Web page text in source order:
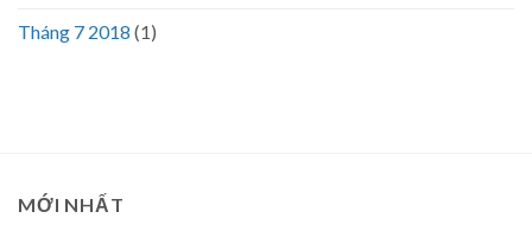
Tháng 7 2018 (1)
MỚI NHẤT